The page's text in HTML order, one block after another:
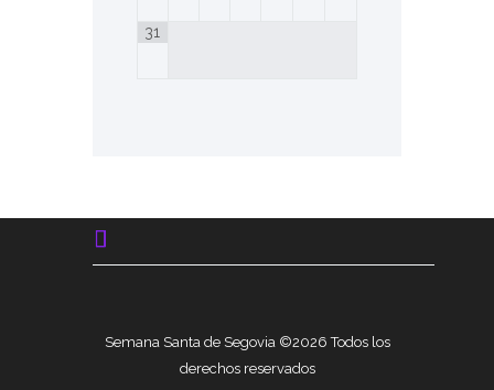
31
Semana Santa de Segovia ©2026 Todos los
derechos reservados